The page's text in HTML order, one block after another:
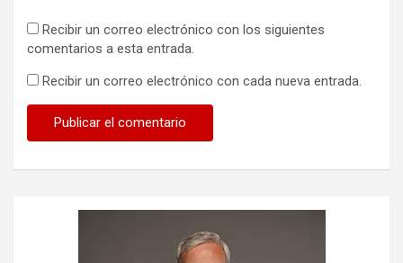
Recibir un correo electrónico con los siguientes
comentarios a esta entrada.
Recibir un correo electrónico con cada nueva entrada.